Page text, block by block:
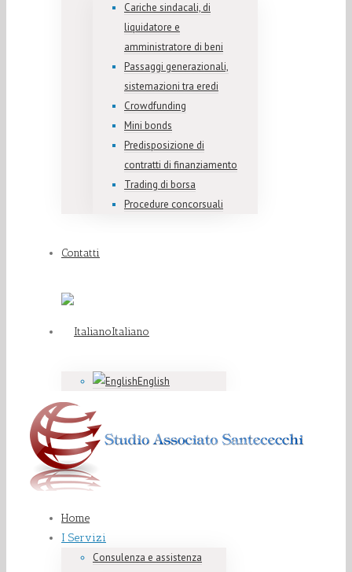
Cariche sindacali, di
liquidatore e
amministratore di beni
Passaggi generazionali,
sistemazioni tra eredi
Crowdfunding
Mini bonds
Predisposizione di
contratti di finanziamento
Trading di borsa
Procedure concorsuali
Contatti
Italiano
English
Home
I Servizi
Consulenza e assistenza